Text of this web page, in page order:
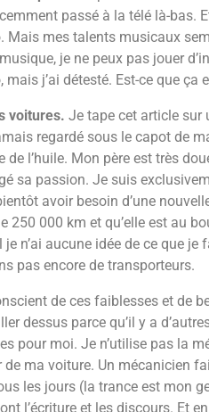
passé à la télé là-bas.
Mais mes talents musicaux
je ne peux pas jouer
mais j’ai détesté. Est-ce que ça
voitures. Je tape cet article sur
regardé sous le capot de
de l’huile. Mon père est très
sa passion. Je suis
avoir besoin d’une
250 000 km et qu’elle est au
je n’ai aucune idée de ce que
pas encore de transporteurs.
de ces faiblesses et de
dessus parce qu’il y a
pour moi. Je n’utilise pas la
de ma voiture. Un mécanicien
les jours (la trance est mon
l’écriture et les discours. Et